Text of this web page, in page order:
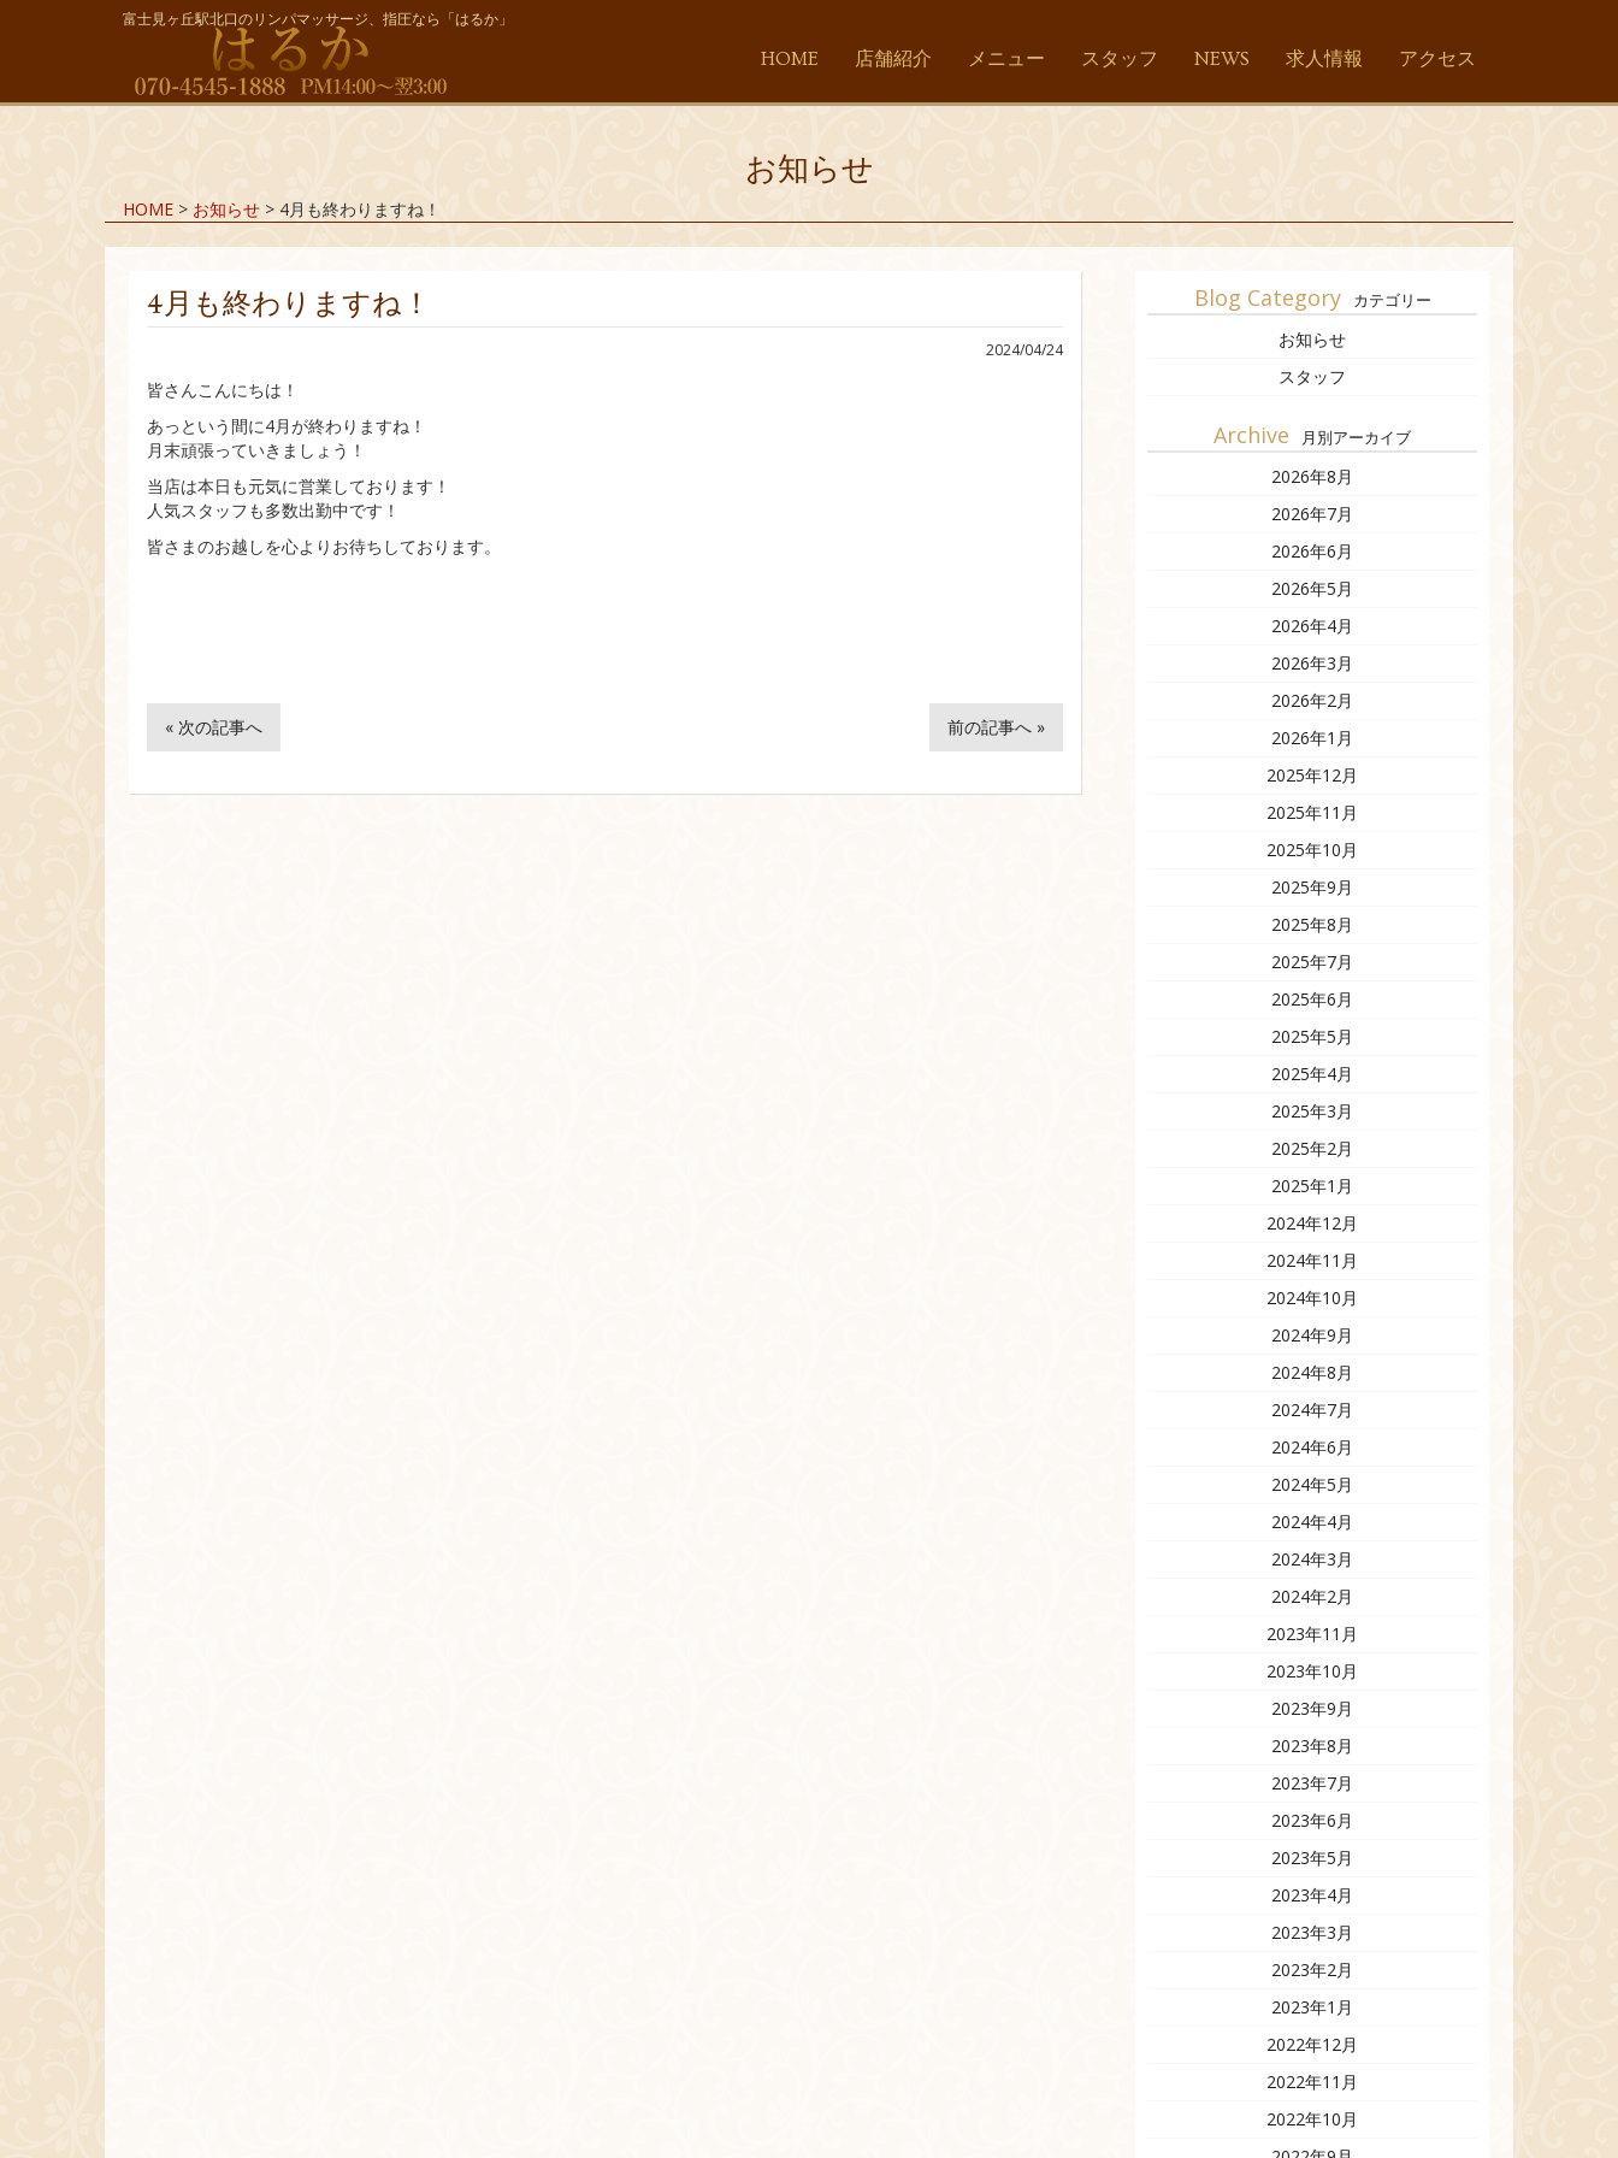
富士見ヶ丘駅北口のリンパマッサージ、指圧なら「はるか」
HOME 店舗紹介 メニュー スタッフ NEWS 求人情報 アクセス
お知らせ
HOME > お知らせ > 4月も終わりますね！
4月も終わりますね！
2024/04/24
皆さんこんにちは！
あっという間に4月が終わりますね！
月末頑張っていきましょう！
当店は本日も元気に営業しております！
人気スタッフも多数出勤中です！
皆さまのお越しを心よりお待ちしております。
« 次の記事へ 前の記事へ »
Blog Category カテゴリー
お知らせ
スタッフ
Archive 月別アーカイブ
2026年8月
2026年7月
2026年6月
2026年5月
2026年4月
2026年3月
2026年2月
2026年1月
2025年12月
2025年11月
2025年10月
2025年9月
2025年8月
2025年7月
2025年6月
2025年5月
2025年4月
2025年3月
2025年2月
2025年1月
2024年12月
2024年11月
2024年10月
2024年9月
2024年8月
2024年7月
2024年6月
2024年5月
2024年4月
2024年3月
2024年2月
2023年11月
2023年10月
2023年9月
2023年8月
2023年7月
2023年6月
2023年5月
2023年4月
2023年3月
2023年2月
2023年1月
2022年12月
2022年11月
2022年10月